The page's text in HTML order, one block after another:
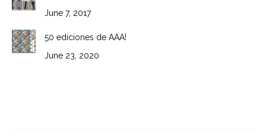
June 7, 2017
50 ediciones de AAA!
June 23, 2020